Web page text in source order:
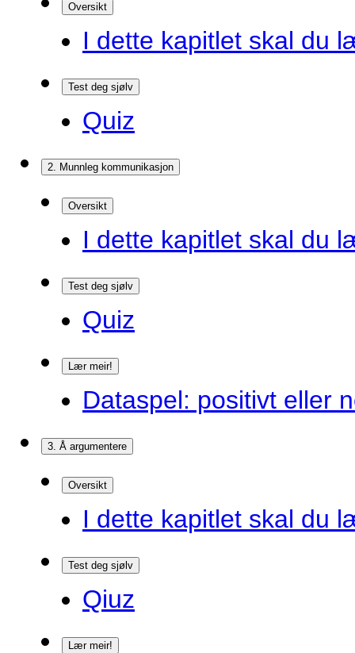
Oversikt
I dette kapitlet skal du
Test deg sjølv
Quiz
2. Munnleg kommunikasjon
Oversikt
I dette kapitlet skal du
Test deg sjølv
Quiz
Lær meir!
Dataspel: positivt eller
3. Å argumentere
Oversikt
I dette kapitlet skal du
Test deg sjølv
Qiuz
Lær meir!